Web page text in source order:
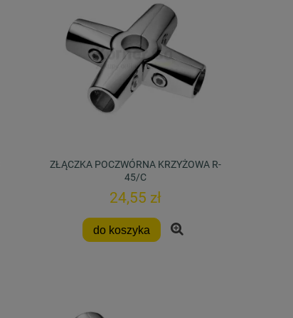
ZŁĄCZKA POCZWÓRNA KRZYŻOWA R-
45/C
24,55 zł
do koszyka